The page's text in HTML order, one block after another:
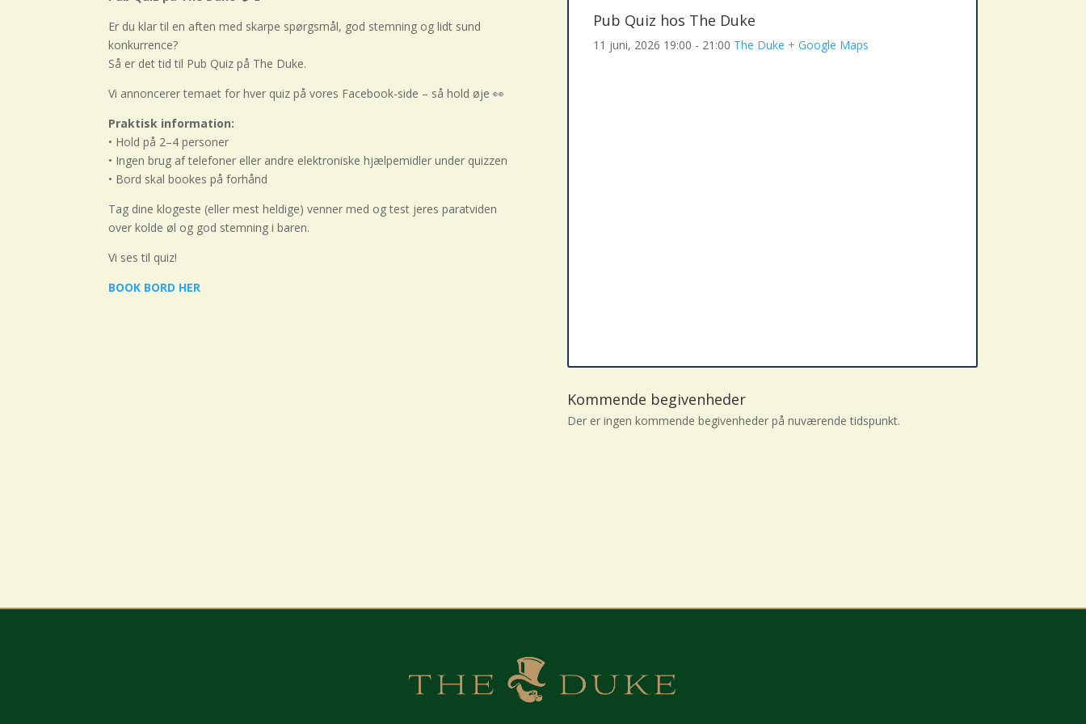
Er du klar til en aften med skarpe spørgsmål, god stemning og lidt sund
konkurrence?
Så er det tid til Pub Quiz på The Duke.
Vi annoncerer temaet for hver quiz på vores Facebook-side – så hold øje 👀
Praktisk information:
• Hold på 2–4 personer
• Ingen brug af telefoner eller andre elektroniske hjælpemidler under quizzen
• Bord skal bookes på forhånd
Tag dine klogeste (eller mest heldige) venner med og test jeres paratviden
over kolde øl og god stemning i baren.
Vi ses til quiz!
BOOK BORD HER
Pub Quiz hos The Duke
11 juni, 2026 19:00 - 21:00 The Duke + Google Maps
Kommende begivenheder
Der er ingen kommende begivenheder på nuværende tidspunkt.